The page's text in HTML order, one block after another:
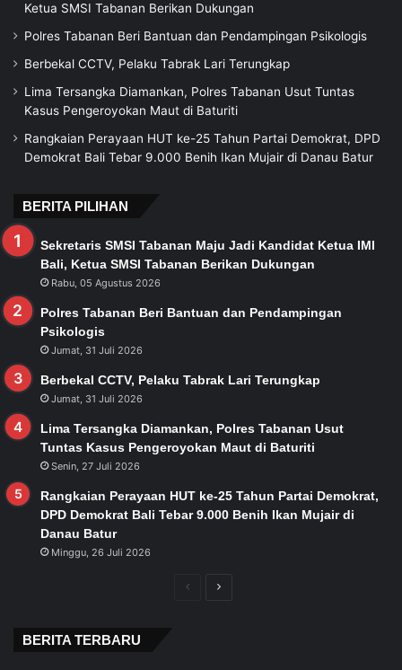
Ketua SMSI Tabanan Berikan Dukungan
Polres Tabanan Beri Bantuan dan Pendampingan Psikologis
Berbekal CCTV, Pelaku Tabrak Lari Terungkap
Lima Tersangka Diamankan, Polres Tabanan Usut Tuntas
Kasus Pengeroyokan Maut di Baturiti
Rangkaian Perayaan HUT ke-25 Tahun Partai Demokrat, DPD
Demokrat Bali Tebar 9.000 Benih Ikan Mujair di Danau Batur
BERITA PILIHAN
Sekretaris SMSI Tabanan Maju Jadi Kandidat Ketua IMI
Bali, Ketua SMSI Tabanan Berikan Dukungan
Rabu, 05 Agustus 2026
Polres Tabanan Beri Bantuan dan Pendampingan
Psikologis
Jumat, 31 Juli 2026
Berbekal CCTV, Pelaku Tabrak Lari Terungkap
Jumat, 31 Juli 2026
Lima Tersangka Diamankan, Polres Tabanan Usut
Tuntas Kasus Pengeroyokan Maut di Baturiti
Senin, 27 Juli 2026
Rangkaian Perayaan HUT ke-25 Tahun Partai Demokrat,
DPD Demokrat Bali Tebar 9.000 Benih Ikan Mujair di
Danau Batur
Minggu, 26 Juli 2026
PreviousNext
BERITA TERBARU